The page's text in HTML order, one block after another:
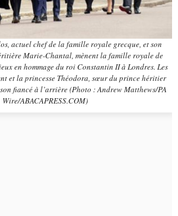
actuel chef de la famille royale grecque, et son
Marie-Chantal, mènent la famille royale de
en hommage du roi Constantin II à Londres. Les
et la princesse Théodora, sœur du prince héritier
fiancé à l’arrière (Photo : Andrew Matthews/PA
Wire/ABACAPRESS.COM)